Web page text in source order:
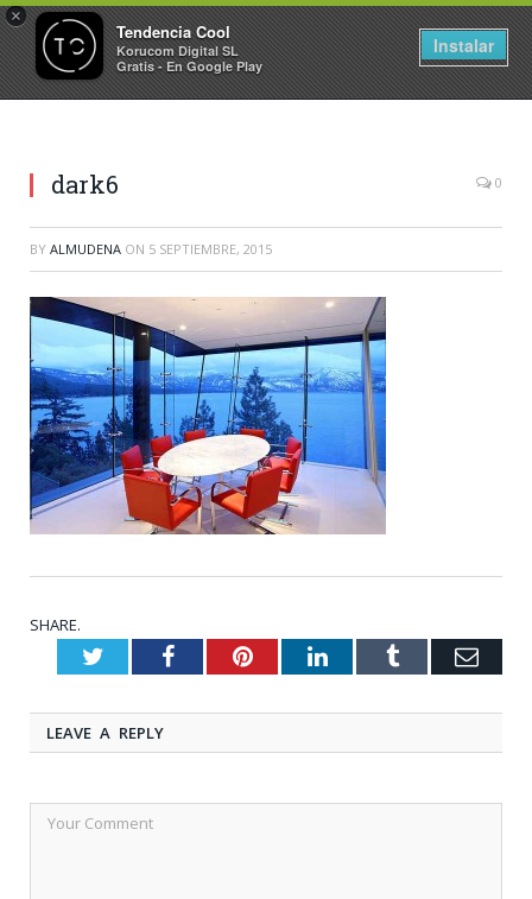
×
Tendencia Cool
Korucom Digital SL
Gratis - En Google Play
Instalar
dark6 0
BY ALMUDENA ON 5 SEPTIEMBRE, 2015
SHARE.
TwitterFacebookPinterestLinkedInTumblr
LEAVE A REPLY